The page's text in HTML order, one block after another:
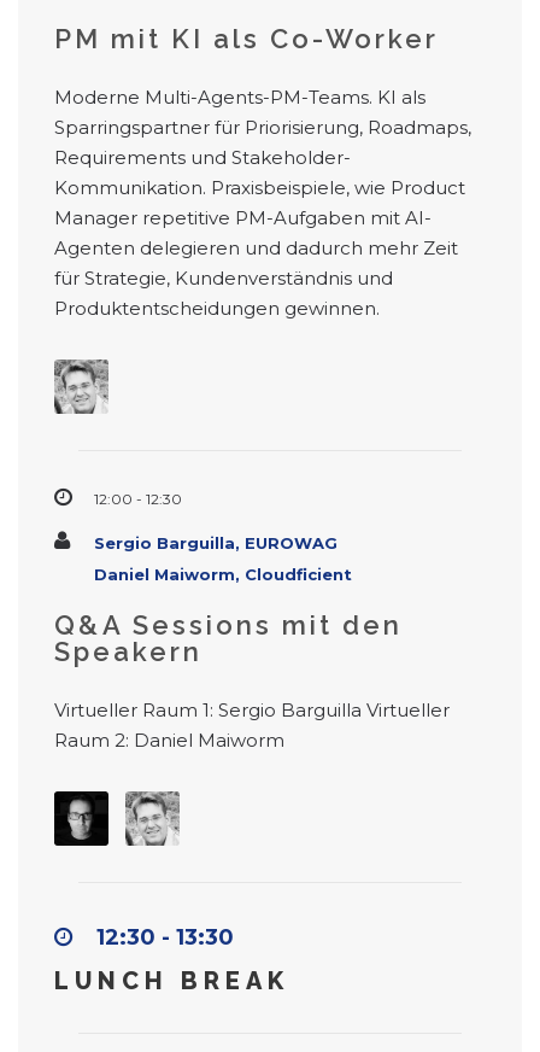
PM mit KI als Co-Worker
Moderne Multi-Agents-PM-Teams. KI als
Sparringspartner für Priorisierung, Roadmaps,
Requirements und Stakeholder-
Kommunikation. Praxisbeispiele, wie Product
Manager repetitive PM-Aufgaben mit AI-
Agenten delegieren und dadurch mehr Zeit
für Strategie, Kundenverständnis und
Produktentscheidungen gewinnen.
12:00 - 12:30
Sergio Barguilla, EUROWAG
Daniel Maiworm, Cloudficient
Q&A Sessions mit den
Speakern
Virtueller Raum 1: Sergio Barguilla Virtueller
Raum 2: Daniel Maiworm
12:30 - 13:30
LUNCH BREAK